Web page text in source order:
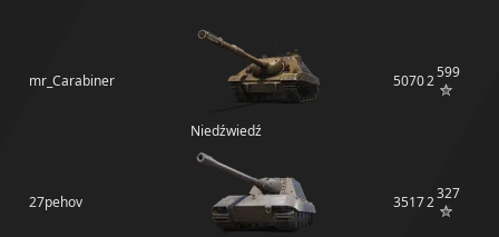
mr_Carabiner
Niedźwiedź
50702599
27pehov 35172327